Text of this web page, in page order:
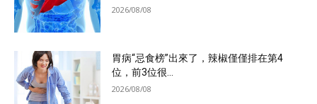
2026/08/08
胃病“忌食榜”出來了，辣椒僅僅排在第4
位，前3位很...
2026/08/08